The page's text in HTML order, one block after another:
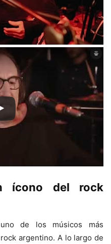
ícono del rock
de los músicos más
argentino. A lo largo de